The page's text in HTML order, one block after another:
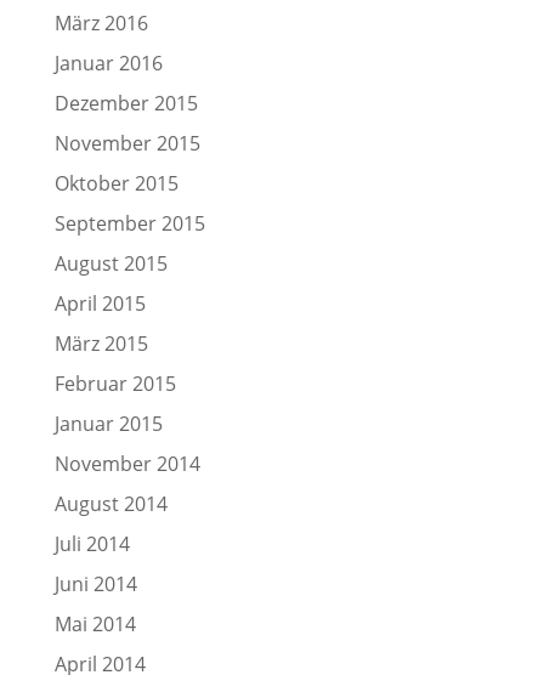
März 2016
Januar 2016
Dezember 2015
November 2015
Oktober 2015
September 2015
August 2015
April 2015
März 2015
Februar 2015
Januar 2015
November 2014
August 2014
Juli 2014
Juni 2014
Mai 2014
April 2014